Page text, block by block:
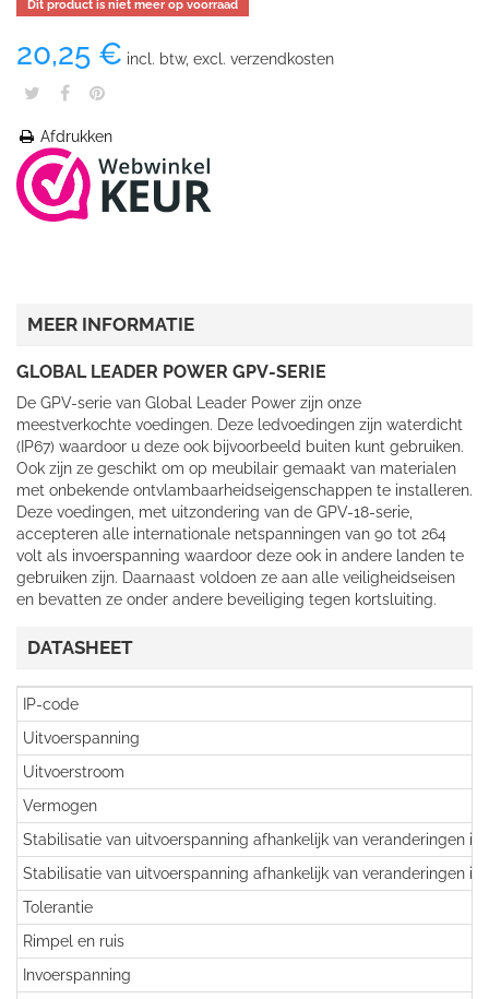
Dit product is niet meer op voorraad
20,25 € incl. btw, excl. verzendkosten
Afdrukken
MEER INFORMATIE
GLOBAL LEADER POWER GPV-SERIE
De GPV-serie van Global Leader Power zijn onze
meestverkochte voedingen. Deze ledvoedingen zijn waterdicht
(IP67) waardoor u deze ook bijvoorbeeld buiten kunt gebruiken.
Ook zijn ze geschikt om op meubilair gemaakt van materialen
met onbekende ontvlambaarheidseigenschappen te installeren.
Deze voedingen, met uitzondering van de GPV-18-serie,
accepteren alle internationale netspanningen van 90 tot 264
volt als invoerspanning waardoor deze ook in andere landen te
gebruiken zijn. Daarnaast voldoen ze aan alle veiligheidseisen
en bevatten ze onder andere beveiliging tegen kortsluiting.
DATASHEET
IP-code
Uitvoerspanning
Uitvoerstroom
Vermogen
Stabilisatie van uitvoerspanning afhankelijk van veranderingen in
Stabilisatie van uitvoerspanning afhankelijk van veranderingen in
Tolerantie
Rimpel en ruis
Invoerspanning